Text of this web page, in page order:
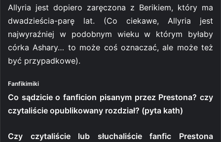
Allyria jest dopiero zaręczona z Berikiem, który ma
dwadzieścia-parę lat. (Co ciekawe, Allyria jest
najwyraźniej w podobnym wieku w którym byłaby
córka Ashary… to może coś oznaczać, ale może też
być przypadkowe).
Fanfikimiki
Co sądzicie o fanficion pisanym przez Prestona? czy
czytaliście opublikowany rozdział? (pyta kath)
Czy czytaliście lub słuchaliście fanfic Prestona